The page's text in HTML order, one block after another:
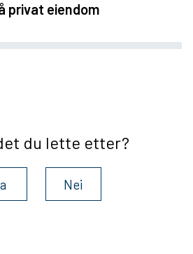
privat eiendom
du lette etter?
Nei